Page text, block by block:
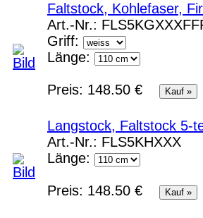
Faltstock, Kohlefaser,
Art.-Nr.:
Griff:
Länge:
Preis: 148.50 €
Langstock, Faltstock 5-
Art.-Nr.: FLS5KHXXX
Länge:
Preis: 148.50 €